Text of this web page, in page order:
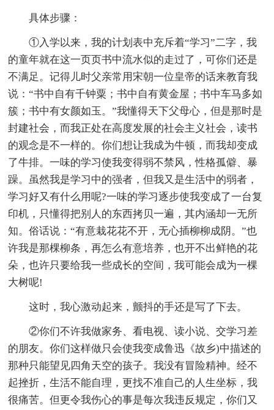
具体步骤：
①入学以来，我的计划表中充斥着“学习”二字，我
的童年就在这一页页书中流水似的走过了，可你们还是
不满足。记得儿时父亲常用宋朝一位皇帝的话来教育我
说：“书中自有千钟粟；书中自有黄金屋；书中车马多如
簇；书中有女颜如玉。”我懂得天下父母心，但是那时是
封建社会，而我正处在高度发展的社会主义社会，读书
的观念是不一样的。你们想让我成为牛顿，而我却变成
了牛排。一味的学习使我变得弱不禁风，性格孤僻、暴
躁。虽然我是学习中的强者，但我又是生活中的弱者，
学习好又有什么用呢?一味的学习逐步使我变成了一台复
印机，只懂得把别人的东西拷贝一遍，其内涵却一无所
知。俗话说：“有意栽花花不开，无心插柳柳成阴。”也
许我是那棵柳条，再怎么有意培养，也开不出鲜艳的花
朵，也许只要给我一些成长的空间，我可能会成为一棵
大树呢!
这时，我心激动起来，颤抖的手还是写了下去。
②你们不许我做家务、看电视、读小说、交学习差
的朋友。你们这样做只会使我变成鲁迅《故乡)中描述的
那种只能望见四角天空的孩子。我没有冒险精神。经不
起挫折，生活不能自理，更找不准自己的人生坐标，我
很痛苦。但更令我伤心的事是每次我违反规定，你们又